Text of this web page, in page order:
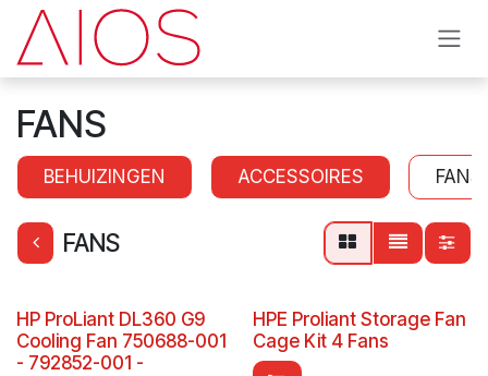
Overslaan naar inhoud
FANS
BEHUIZINGEN ACCESSOIRES FANS
FANS
HP ProLiant DL360 G9
Cooling Fan 750688-001
- 792852-001 -
HPE Proliant Storage Fan
Cage Kit 4 Fans